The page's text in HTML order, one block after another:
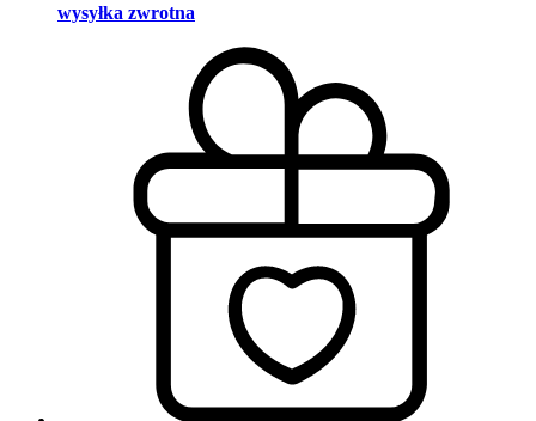
wysyłka zwrotna